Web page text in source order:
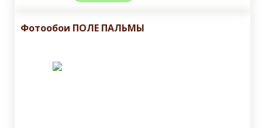
Фотообои ПОЛЕ ПАЛЬМЫ